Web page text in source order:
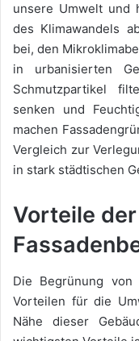
unsere Umwelt und
des Klimawandels
bei, den
in urbanisierten
Schmutzpartikel
senken und
machen
Vergleich zur
in stark städtischen
Vorteile der
Die Begrünung
Vorteilen für die
Nähe dieser